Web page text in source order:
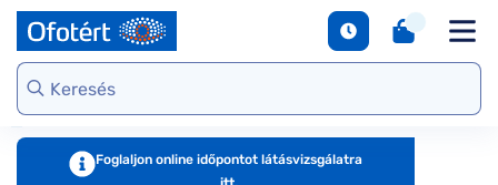
Webshop kínálat
Virtuális
szemüvegpróba
Szemüveg-
kiegészítők
Ralph
Tommy
Emporio
Armani
Polarizált
napszemüvegek
Virtuális
napszemüvegpróba
Ray-Ban
Guess
Exchange
Ralph
Gondoskodjunk
szemünkről
Kerettípusok
Márkaismertető
Foglaljon online időpontot látásvizsgálatra